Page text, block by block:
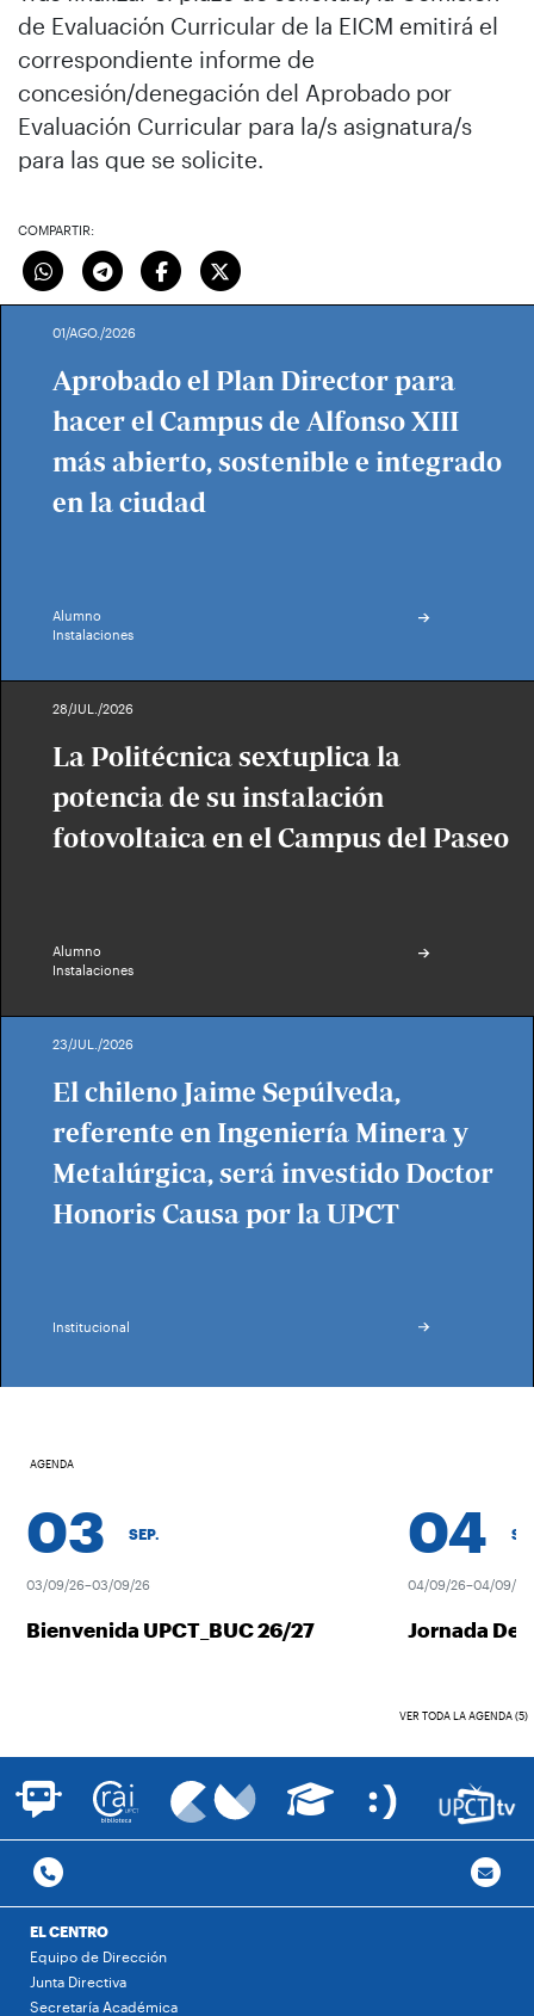
de Evaluación Curricular de la EICM emitirá el
correspondiente informe de
concesión/denegación del Aprobado por
Evaluación Curricular para la/s asignatura/s
para las que se solicite.
COMPARTIR:
01/AGO./2026
Aprobado el Plan Director para
hacer el Campus de Alfonso XIII
más abierto, sostenible e integrado
en la ciudad
Alumno
Instalaciones
28/JUL./2026
La Politécnica sextuplica la
potencia de su instalación
fotovoltaica en el Campus del Paseo
Alumno
Instalaciones
23/JUL./2026
El chileno Jaime Sepúlveda,
referente en Ingeniería Minera y
Metalúrgica, será investido Doctor
Honoris Causa por la UPCT
Institucional
AGENDA
03 SEP.
03/09/26–03/09/26
Bienvenida UPCT_BUC 26/27
04 SEP.
04/09/26–04/09/26
Jornada
VER TODA LA AGENDA (5)
EL CENTRO
Equipo de Dirección
Junta Directiva
Secretaría Académica